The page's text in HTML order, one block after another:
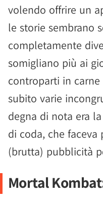
volendo offrire un
le storie sembrano
completamente
somigliano più ai
controparti in
subito varie
degna di nota era
di coda, che faceva
(brutta) pubblicità
Mortal